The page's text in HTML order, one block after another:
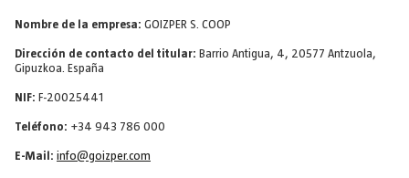
Nombre de la empresa: GOIZPER S. COOP
Dirección de contacto del titular: Barrio Antigua, 4, 20577 Antzuola,
Gipuzkoa. España
NIF: F-20025441
Teléfono: +34 943 786 000
E-Mail: info@goizper.com